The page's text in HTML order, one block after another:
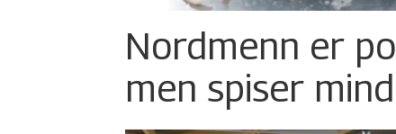
Nordmenn er
men spiser